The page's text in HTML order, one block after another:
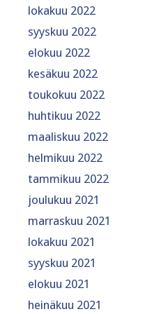
lokakuu 2022
syyskuu 2022
elokuu 2022
kesäkuu 2022
toukokuu 2022
huhtikuu 2022
maaliskuu 2022
helmikuu 2022
tammikuu 2022
joulukuu 2021
marraskuu 2021
lokakuu 2021
syyskuu 2021
elokuu 2021
heinäkuu 2021